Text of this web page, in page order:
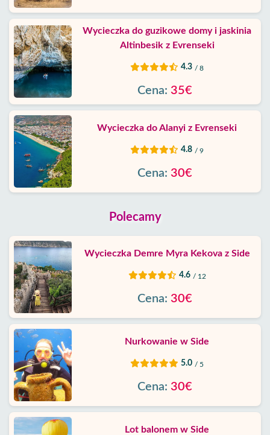
Wycieczka do guzikowe domy i jaskinia
Altinbesik z Evrenseki
4.3 / 8
Cena: 35€
Wycieczka do Alanyi z Evrenseki
4.8 / 9
Cena: 30€
Polecamy
Wycieczka Demre Myra Kekova z Side
4.6 / 12
Cena: 30€
Nurkowanie w Side
5.0 / 5
Cena: 30€
Lot balonem w Side